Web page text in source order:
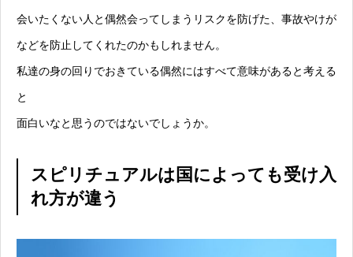
会いたくない人と偶然会ってしまうリスクを防げた、事故やけが
などを防止してくれたのかもしれません。
私達の身の回りでおきている偶然にはすべて意味があると考える
と
面白いなと思うのではないでしょうか。
スピリチュアルは国によっても受け入
れ方が違う